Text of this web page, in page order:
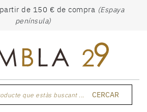
de 150 € de compra (Espaya
península)
que estàs buscant ... CERCAR